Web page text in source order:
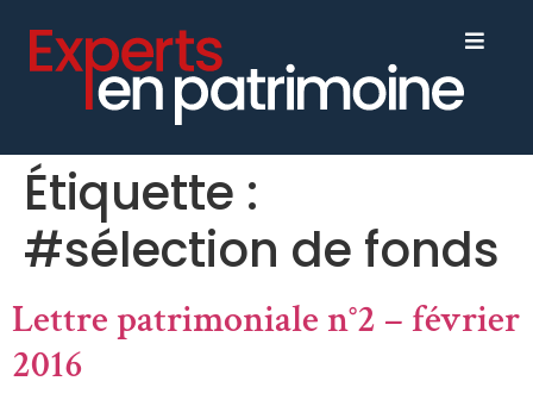
Étiquette :
#sélection de fonds
Lettre patrimoniale n°2 – février
2016